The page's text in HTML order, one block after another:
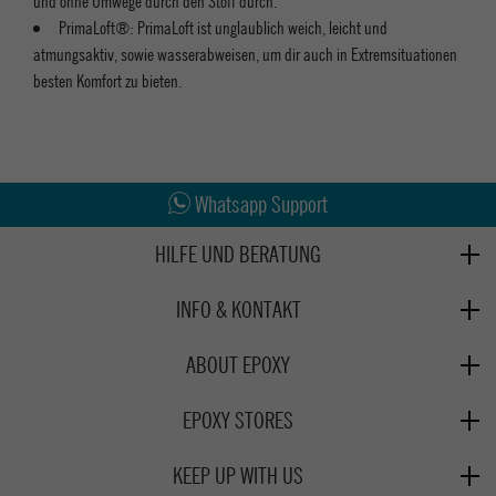
PrimaLoft®: PrimaLoft ist unglaublich weich, leicht und
atmungsaktiv, sowie wasserabweisen, um dir auch in Extremsituationen
besten Komfort zu bieten.
Whatsapp Support
HILFE UND BERATUNG
Retoure
Click & Collect
INFO & KONTAKT
Samstag: 10:00 - 17:00
Whatsapp
ABOUT EPOXY
Verleih
EPOXY STORES
KEEP UP WITH US